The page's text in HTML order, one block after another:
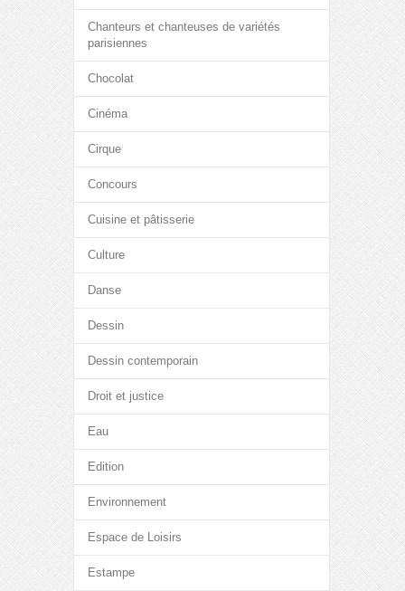
Chanteurs et chanteuses de variétés
parisiennes
Chocolat
Cinéma
Cirque
Concours
Cuisine et pâtisserie
Culture
Danse
Dessin
Dessin contemporain
Droit et justice
Eau
Edition
Environnement
Espace de Loisirs
Estampe